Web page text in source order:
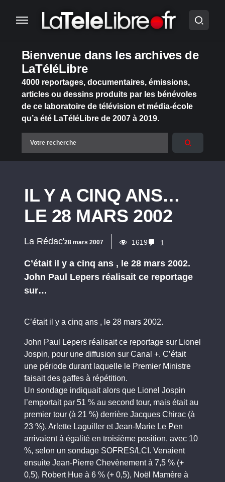
Bienvenue dans les archives de
LaTéléLibre
4000 reportages, documentaires, émissions,
articles ou dessins produits par les bénévoles
de ce laboratoire de télévision et média-école
qu’a été LaTéléLibre de 2007 à 2019.
IL Y A CINQ ANS…
LE 28 MARS 2002
La Rédac'28 mars 2007 1619 1
C’était il y a cinq ans , le 28 mars 2002.
John Paul Lepers réalisait ce reportage
sur…
C’était il y a cinq ans , le 28 mars 2002.
John Paul Lepers réalisait ce reportage sur Lionel
Jospin, pour une diffusion sur Canal +. C’était
une période durant laquelle le Premier Ministre
faisait des gaffes à répétition.
Un sondage indiquait alors que Lionel Jospin
l’emportait par 51 % au second tour, mais était au
premier tour (à 21 %) derrière Jacques Chirac (à
23 %). Arlette Laguiller et Jean-Marie Le Pen
arrivaient à égalité en troisième position, avec 10
%, selon un sondage SOFRES/LCI. Venaient
ensuite Jean-Pierre Chevènement à 7,5 % (+
0,5), Robert Hue à 6 % (+ 0,5), Noël Mamère à